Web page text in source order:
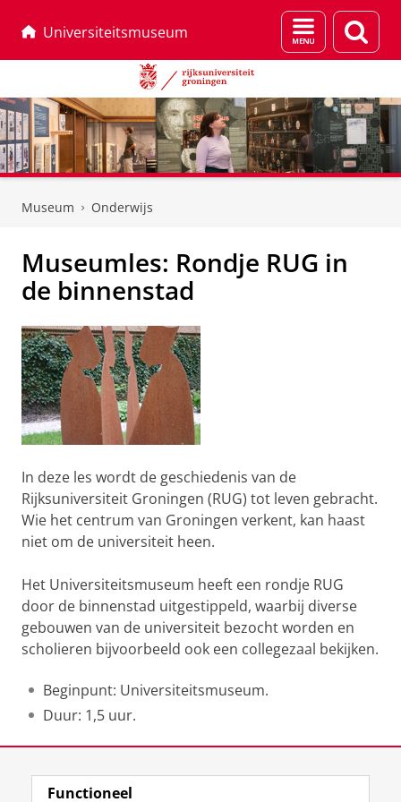
Universiteitsmuseum
Menu
en
Museum Onderwijs
Museumles: Rondje RUG in
de binnenstad
In deze les wordt de geschiedenis van de
Rijksuniversiteit Groningen (RUG) tot leven gebracht.
Wie het centrum van Groningen verkent, kan haast
niet om de universiteit heen.
Het Universiteitsmuseum heeft een rondje RUG
door de binnenstad uitgestippeld, waarbij diverse
gebouwen van de universiteit bezocht worden en
scholieren bijvoorbeeld ook een collegezaal bekijken.
Beginpunt: Universiteitsmuseum.
Duur: 1,5 uur.
Laatst gewijzigd: 15 januari 2026 12:56
Functioneel